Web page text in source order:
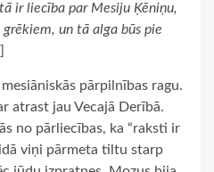
ir liecība par Mesiju Ķēniņu,
un tā alga būs pie
pārpilnības ragu.
atrast jau Vecajā Derībā.
no pārliecības, ka “raksti ir
viņi pārmeta tiltu starp